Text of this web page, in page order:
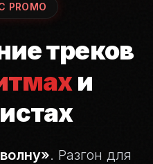
PROMO
треков
и
. Разгон для